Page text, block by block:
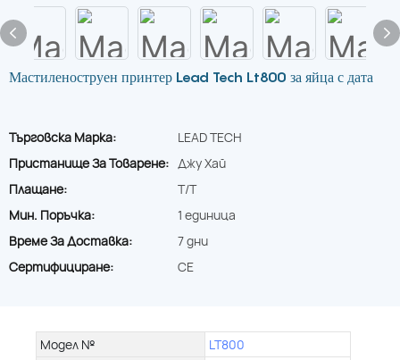
Мастиленоструен принтер Lead Tech Lt800 за яйца с дата
Търговска Марка:
LEAD TECH
Пристанище За Товарене: Джу Хай
Плащане:
T/T
Мин. Поръчка:
1 единица
Време За Доставка:
7 дни
Сертифициране:
CE
Модел №
LT800